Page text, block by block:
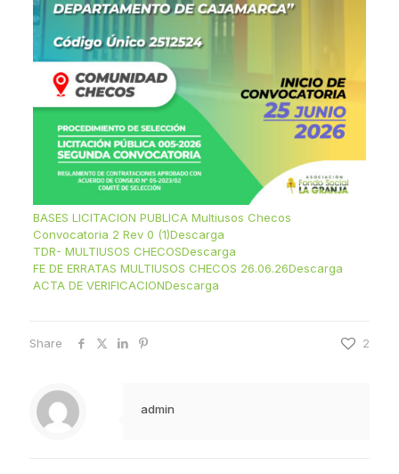
BASES LICITACION PUBLICA Multiusos Checos
Convocatoria 2 Rev 0 (1)Descarga
TDR- MULTIUSOS CHECOSDescarga
FE DE ERRATAS MULTIUSOS CHECOS 26.06.26Descarga
ACTA DE VERIFICACIONDescarga
Share 2
admin